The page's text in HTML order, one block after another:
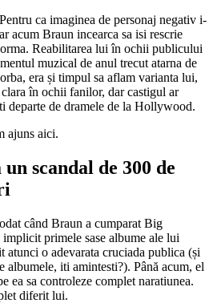
ca imaginea de personaj negativ i-
acum Braun incearca sa isi rescrie
Reabilitarea lui în ochii publicului
muzical de anul trecut atarna de
era și timpul sa aflam varianta lui,
în ochii fanilor, dar castigul ar
departe de dramele de la Hollywood.
ajuns aici.
scandal de 300 de
când Braun a cumparat Big
primele sase albume ale lui
o adevarata cruciada publica (și
albumele, iti amintesti?). Până acum, el
ea sa controleze complet naratiunea.
diferit lui.